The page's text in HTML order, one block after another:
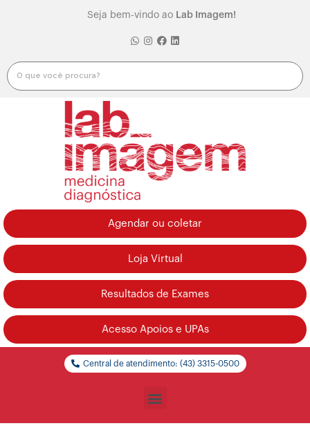
Seja bem-vindo ao Lab Imagem!
Agendar ou coletar
Loja Virtual
Resultados de Exames
Acesso Apoios e UPAs
Central de atendimento: (43) 3315-0500